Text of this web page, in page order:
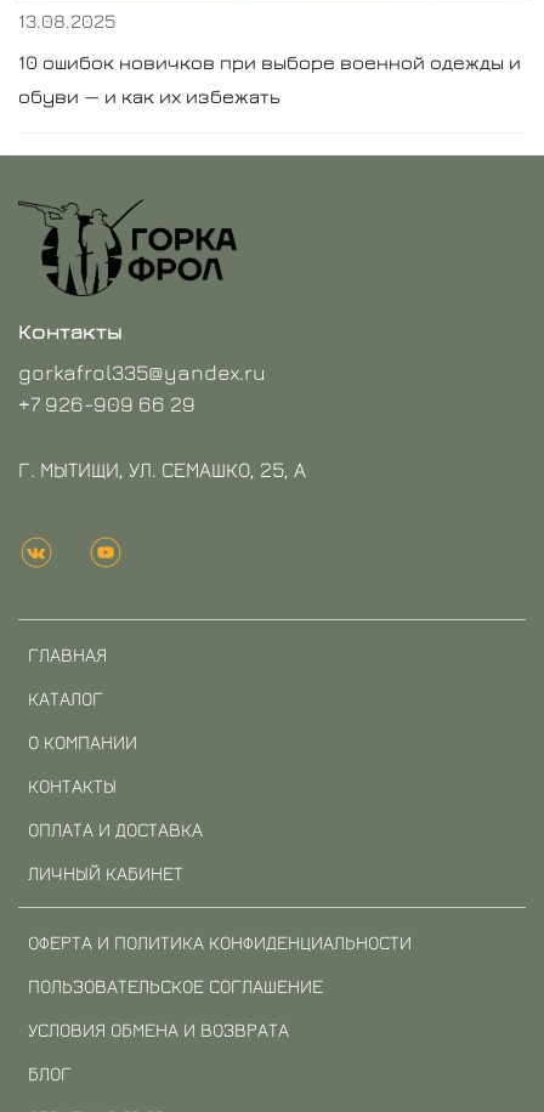
13.08.2025
10 ошибок новичков при выборе военной одежды и
обуви — и как их избежать
ГЛАВНАЯ
КАТАЛОГ
О КОМПАНИИ
КОНТАКТЫ
ОПЛАТА И ДОСТАВКА
ЛИЧНЫЙ КАБИНЕТ
ОФЕРТА И ПОЛИТИКА КОНФИДЕНЦИАЛЬНОСТИ
ПОЛЬЗОВАТЕЛЬСКОЕ СОГЛАШЕНИЕ
УСЛОВИЯ ОБМЕНА И ВОЗВРАТА
БЛОГ
Контакты
gorkafrol335@yandex.ru
+7 926-909 66 29
Г. МЫТИЩИ, УЛ. СЕМАШКО, 25, А